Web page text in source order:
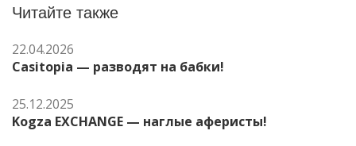
Читайте также
22.04.2026
Casitopia — разводят на бабки!
25.12.2025
Kogza EXCHANGE — наглые аферисты!